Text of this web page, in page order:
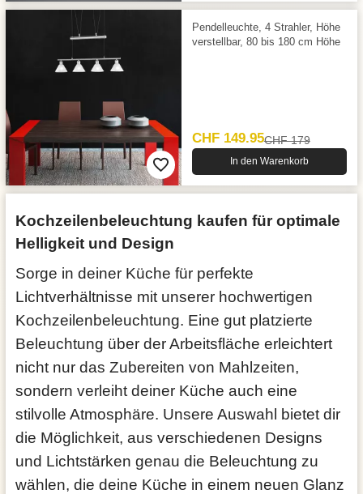
Pendelleuchte, 4 Strahler, Höhe
verstell­bar, 80 bis 180 cm Höhe
CHF 149.95CHF 179
In den Warenkorb
Kochzeilenbeleuchtung kaufen für optimale
Helligkeit und Design
Sorge in deiner Küche für perfekte
Lichtverhältnisse mit unserer hochwertigen
Kochzeilenbeleuchtung. Eine gut platzierte
Beleuchtung über der Arbeitsfläche erleichtert
nicht nur das Zubereiten von Mahlzeiten,
sondern verleiht deiner Küche auch eine
stilvolle Atmosphäre. Unsere Auswahl bietet dir
die Möglichkeit, aus verschiedenen Designs
und Lichtstärken genau die Beleuchtung zu
wählen, die deine Küche in einem neuen Glanz